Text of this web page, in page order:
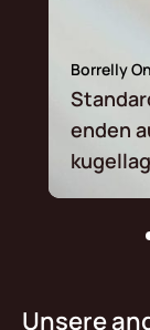
Borrelly
enden
Unsere